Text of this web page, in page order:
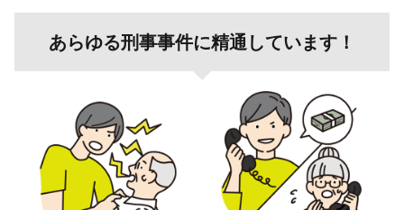
あらゆる刑事事件に精通しています！